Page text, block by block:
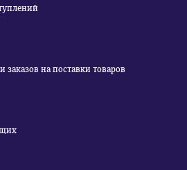
на поставки товаров